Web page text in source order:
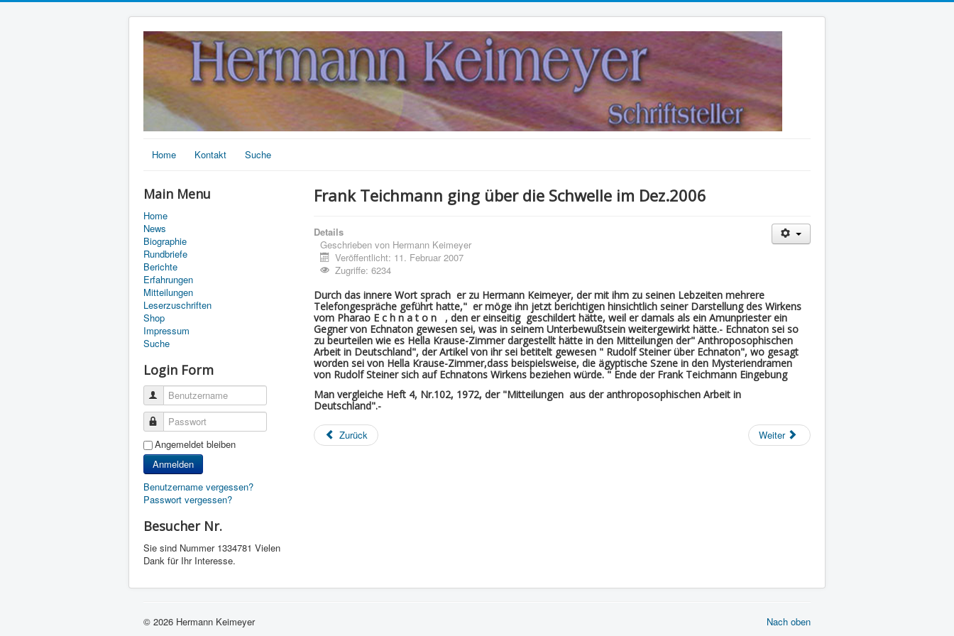
Home Kontakt Suche
Main Menu
Home
News
Biographie
Rundbriefe
Berichte
Erfahrungen
Mitteilungen
Leserzuschriften
Shop
Impressum
Suche
Login Form
Benutzername
Passwort
Angemeldet bleiben
Anmelden
Benutzername vergessen?
Passwort vergessen?
Besucher Nr.
Sie sind Nummer 1334781 Vielen
Dank für Ihr Interesse.
Frank Teichmann ging über die Schwelle im Dez.2006
Details
Geschrieben von Hermann Keimeyer
Veröffentlicht: 11. Februar 2007
Zugriffe: 6234
Durch das innere Wort sprach er zu Hermann Keimeyer, der mit ihm zu seinen Lebzeiten mehrere
Telefongespräche geführt hatte," er möge ihn jetzt berichtigen hinsichtlich seiner Darstellung des Wirkens
vom Pharao E c h n a t o n , den er einseitig geschildert hätte, weil er damals als ein Amunpriester ein
Gegner von Echnaton gewesen sei, was in seinem Unterbewußtsein weitergewirkt hätte.- Echnaton sei so
zu beurteilen wie es Hella Krause-Zimmer dargestellt hätte in den Mitteilungen der" Anthroposophischen
Arbeit in Deutschland", der Artikel von ihr sei betitelt gewesen " Rudolf Steiner über Echnaton", wo gesagt
worden sei von Hella Krause-Zimmer,dass beispielsweise, die ägyptische Szene in den Mysteriendramen
von Rudolf Steiner sich auf Echnatons Wirkens beziehen würde. " Ende der Frank Teichmann Eingebung
Man vergleiche Heft 4, Nr.102, 1972, der "Mitteilungen aus der anthroposophischen Arbeit in
Deutschland".-
Zurück Weiter
Nach oben
© 2026 Hermann Keimeyer